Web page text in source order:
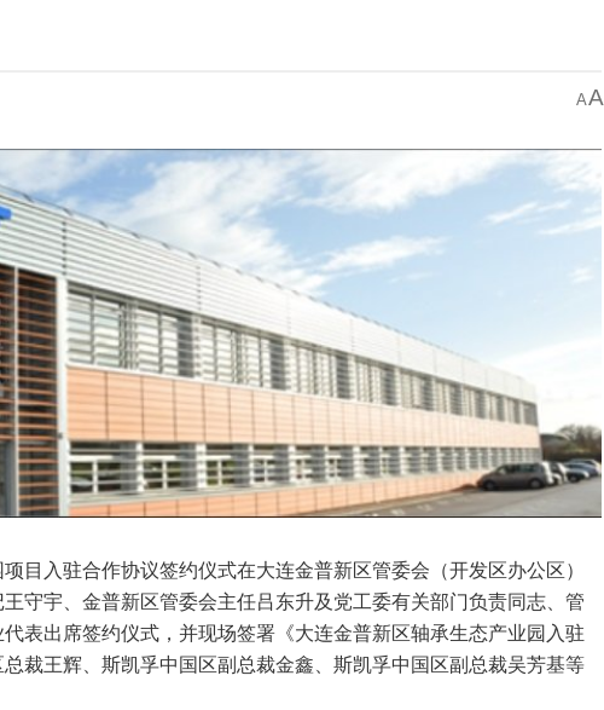
AA
目入驻合作协议签约仪式在大连金普新区管委会（开发区办公区）
守宇、金普新区管委会主任吕东升及党工委有关部门负责同志、管
表出席签约仪式，并现场签署《大连金普新区轴承生态产业园入驻
裁王辉、斯凯孚中国区副总裁金鑫、斯凯孚中国区副总裁吴芳基等